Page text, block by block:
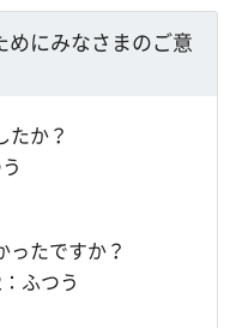
めにみなさまのご意
たか？
ったですか？
ふつう